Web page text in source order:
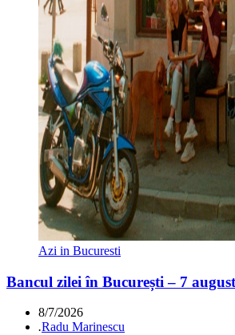
Azi in Bucuresti
Bancul zilei în București – 7
8/7/2026
.Radu Marinescu